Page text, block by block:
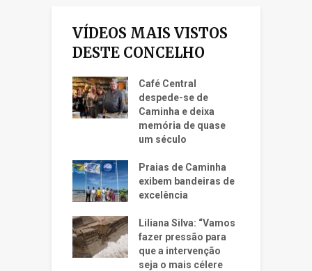
VÍDEOS MAIS VISTOS
DESTE CONCELHO
Café Central
despede-se de
Caminha e deixa
memória de quase
um século
Praias de Caminha
exibem bandeiras de
excelência
Liliana Silva: “Vamos
fazer pressão para
que a intervenção
seja o mais célere